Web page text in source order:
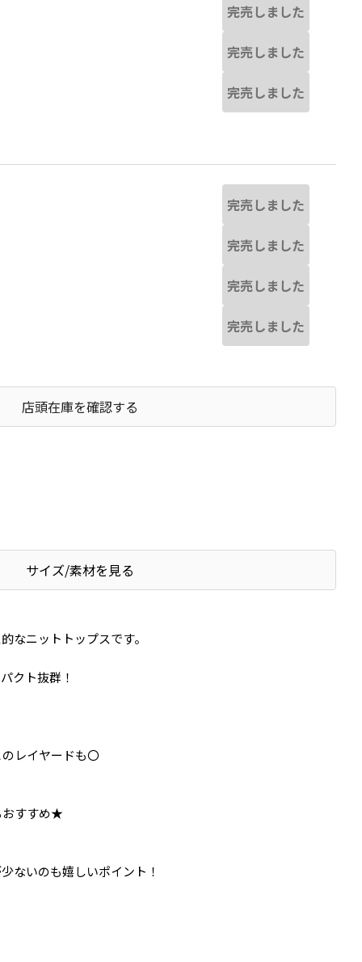
完売しました
完売しました
完売しました
完売しました
完売しました
完売しました
完売しました
店頭在庫を確認する
サイズ/素材を見る
なニットトップスです。
クト抜群！
レイヤードも〇
おすすめ★
ないのも嬉しいポイント！